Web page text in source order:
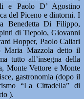
e Paolo D’ Agostino
del Piceno e dintorni. I
Benedetta Di Filippo,
di Tiepolo, Giovanni
Hopper, Paolo Caliari
Maria Mazzola detto il
tutto all’insegna della
Monte Vettore e Monte
gastronomia (dopo il
“La Cittadella” di
).